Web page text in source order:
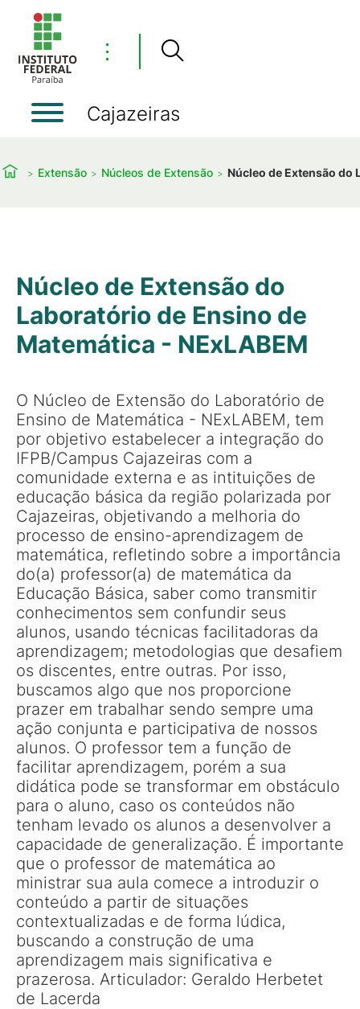
⋮
Cajazeiras
Extensão Núcleos de Extensão Núcleo de Extensão do
Núcleo de Extensão do
Laboratório de Ensino de
Matemática - NExLABEM
O Núcleo de Extensão do Laboratório de
Ensino de Matemática - NExLABEM, tem
por objetivo estabelecer a integração do
IFPB/Campus Cajazeiras com a
comunidade externa e as intituições de
educação básica da região polarizada por
Cajazeiras, objetivando a melhoria do
processo de ensino-aprendizagem de
matemática, refletindo sobre a importância
do(a) professor(a) de matemática da
Educação Básica, saber como transmitir
conhecimentos sem confundir seus
alunos, usando técnicas facilitadoras da
aprendizagem; metodologias que desafiem
os discentes, entre outras. Por isso,
buscamos algo que nos proporcione
prazer em trabalhar sendo sempre uma
ação conjunta e participativa de nossos
alunos. O professor tem a função de
facilitar aprendizagem, porém a sua
didática pode se transformar em obstáculo
para o aluno, caso os conteúdos não
tenham levado os alunos a desenvolver a
capacidade de generalização. É importante
que o professor de matemática ao
ministrar sua aula comece a introduzir o
conteúdo a partir de situações
contextualizadas e de forma lúdica,
buscando a construção de uma
aprendizagem mais significativa e
prazerosa. Articulador: Geraldo Herbetet
de Lacerda